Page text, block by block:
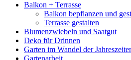
Balkon + Terrasse
Balkon bepflanzen und
Terrasse gestalten
Blumenzwiebeln und Saatgut
Deko für Drinnen
Garten im Wandel der